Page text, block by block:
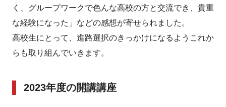
く、グループワークで色んな高校の方と交流でき、貴重
な経験になった」などの感想が寄せられました。
高校生にとって、進路選択のきっかけになるようこれか
らも取り組んでいきます。
2023年度の開講講座